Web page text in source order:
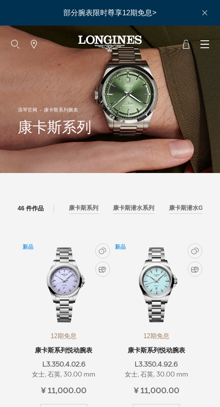
部分腕表限时尊享12期免息>
大使
赵丽颖
查看所有大使
运动与体育
赛事
马术运动
英联邦运动会
浪琴官网 - 康卡斯系列腕表
康卡斯系列
46 件作品 康卡斯系列 康卡斯潜水系列 康卡斯潜水GMT腕
12期免息
康卡斯系列悦动腕表
L3.350.4.02.6
女士, 石英, 30.00 mm
¥ 11,000.00
新品
12期免息
康卡斯系列悦动腕表
L3.350.4.92.6
女士, 石英, 30.00 mm
¥ 11,000.00
新品